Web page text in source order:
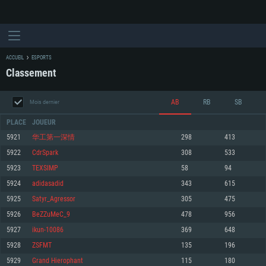
CONFIGURATION SYSTÈME REQUISE
Minimum
OS: Windows 10 (64 bit)
Processeur: Dual-Core 2.2 GHz
Minimum
OS: Mac OS Big Sur 11.0 ou plus récent
Processeur: Core i5, minimum 2.2GHz (Les processeurs Intel Xeon ne sont
Minimum
OS: Les configurations Linux 64 bits les plus modernes
Processeur: Dual-Core 2.4 GHz
ACCUEIL ESPORTS
Classement
Mois dernier AB RB SB
PLACE JOUEUR
5921 华工第一深情 298 413
5922 CdrSpark 308 533
5923 TEXSIMP 58 94
5924 adidasadid 343 615
5925 Satyr_Agressor 305 475
5926 BeZZuMeC_9 478 956
5927 ikun-10086 369 648
5928 ZSFMT 135 196
5929 Grand Hierophant 115 180